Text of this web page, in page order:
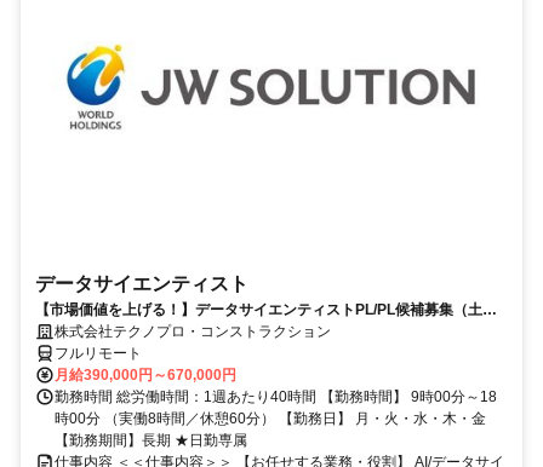
データサイエンティスト
【市場価値を上げる！】データサイエンティストPL/PL候補募集（土日
祝休）
株式会社テクノプロ・コンストラクション
フルリモート
月給390,000円～670,000円
勤務時間 総労働時間：1週あたり40時間 【勤務時間】 9時00分～18
時00分 （実働8時間／休憩60分） 【勤務日】 月・火・水・木・金
【勤務期間】長期 ★日勤専属
仕事内容 ＜＜仕事内容＞＞ 【お任せする業務・役割】 AI/データサイ